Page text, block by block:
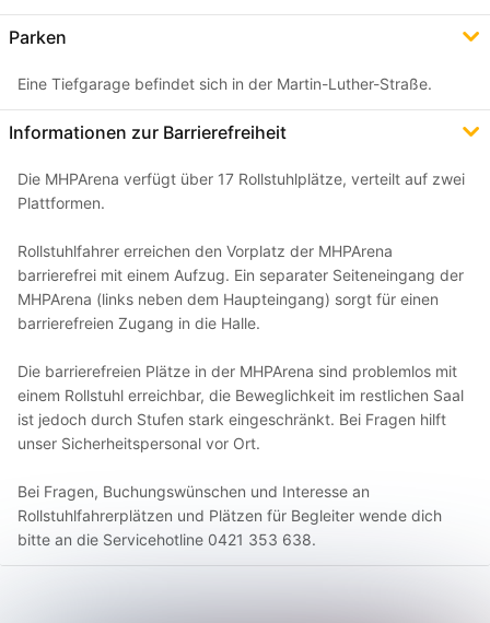
Parken
Eine Tiefgarage befindet sich in der Martin-Luther-Straße.
Informationen zur Barrierefreiheit
Die MHPArena verfügt über 17 Rollstuhlplätze, verteilt auf zwei
Plattformen.
Rollstuhlfahrer erreichen den Vorplatz der MHPArena
barrierefrei mit einem Aufzug. Ein separater Seiteneingang der
MHPArena (links neben dem Haupteingang) sorgt für einen
barrierefreien Zugang in die Halle.
Die barrierefreien Plätze in der MHPArena sind problemlos mit
einem Rollstuhl erreichbar, die Beweglichkeit im restlichen Saal
ist jedoch durch Stufen stark eingeschränkt. Bei Fragen hilft
unser Sicherheitspersonal vor Ort.
Bei Fragen, Buchungswünschen und Interesse an
Rollstuhlfahrerplätzen und Plätzen für Begleiter wende dich
bitte an die Servicehotline 0421 353 638.